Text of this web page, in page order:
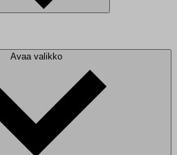
Avaa valikko